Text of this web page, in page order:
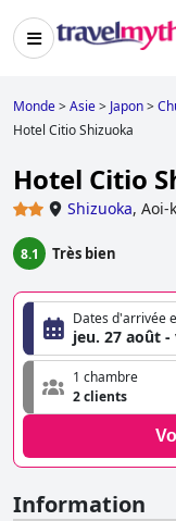
Monde>Asie> Japon>
Hotel Citio Shizuoka
Hotel Citio
Shizuoka, Aoi-
8.1 Très bien
Dates d'arrivée
jeu. 27 août
1 chambre
2 clients
Information